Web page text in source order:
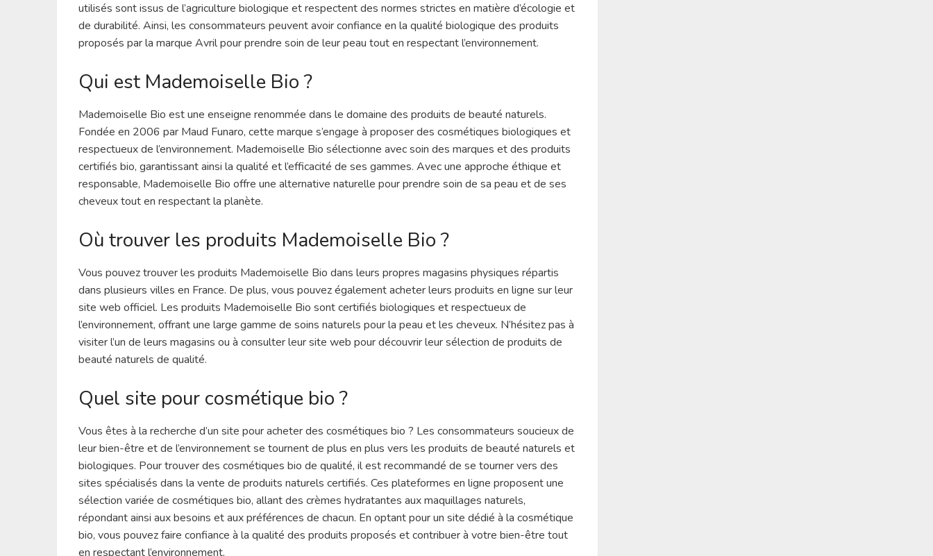
utilisés sont issus de l’agriculture biologique et respectent des normes strictes en matière d’écologie et
de durabilité. Ainsi, les consommateurs peuvent avoir confiance en la qualité biologique des produits
proposés par la marque Avril pour prendre soin de leur peau tout en respectant l’environnement.
Qui est Mademoiselle Bio ?
Mademoiselle Bio est une enseigne renommée dans le domaine des produits de beauté naturels.
Fondée en 2006 par Maud Funaro, cette marque s’engage à proposer des cosmétiques biologiques et
respectueux de l’environnement. Mademoiselle Bio sélectionne avec soin des marques et des produits
certifiés bio, garantissant ainsi la qualité et l’efficacité de ses gammes. Avec une approche éthique et
responsable, Mademoiselle Bio offre une alternative naturelle pour prendre soin de sa peau et de ses
cheveux tout en respectant la planète.
Où trouver les produits Mademoiselle Bio ?
Vous pouvez trouver les produits Mademoiselle Bio dans leurs propres magasins physiques répartis
dans plusieurs villes en France. De plus, vous pouvez également acheter leurs produits en ligne sur leur
site web officiel. Les produits Mademoiselle Bio sont certifiés biologiques et respectueux de
l’environnement, offrant une large gamme de soins naturels pour la peau et les cheveux. N’hésitez pas à
visiter l’un de leurs magasins ou à consulter leur site web pour découvrir leur sélection de produits de
beauté naturels de qualité.
Quel site pour cosmétique bio ?
Vous êtes à la recherche d’un site pour acheter des cosmétiques bio ? Les consommateurs soucieux de
leur bien-être et de l’environnement se tournent de plus en plus vers les produits de beauté naturels et
biologiques. Pour trouver des cosmétiques bio de qualité, il est recommandé de se tourner vers des
sites spécialisés dans la vente de produits naturels certifiés. Ces plateformes en ligne proposent une
sélection variée de cosmétiques bio, allant des crèmes hydratantes aux maquillages naturels,
répondant ainsi aux besoins et aux préférences de chacun. En optant pour un site dédié à la cosmétique
bio, vous pouvez faire confiance à la qualité des produits proposés et contribuer à votre bien-être tout
en respectant l’environnement.